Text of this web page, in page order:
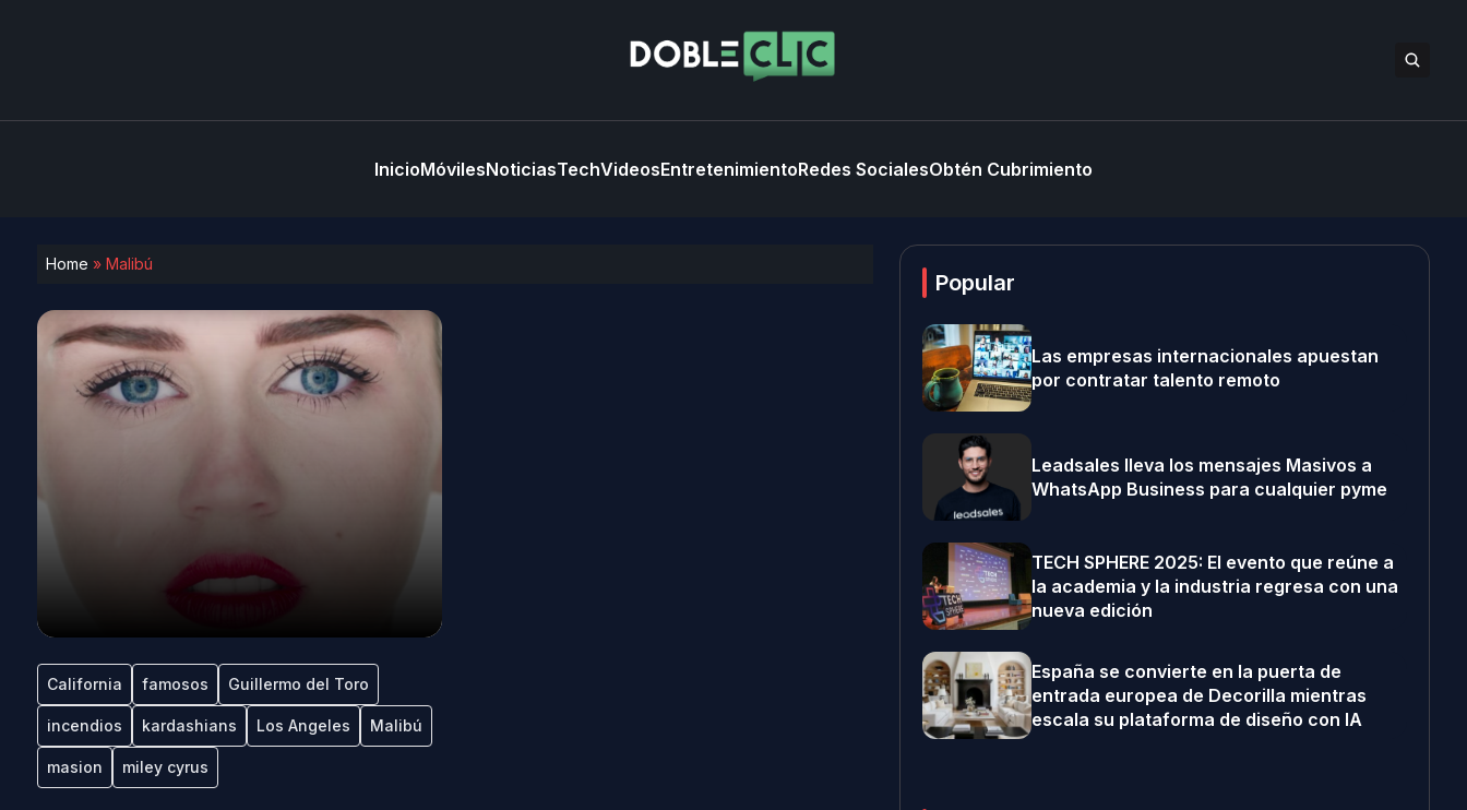
InicioMóvilesNoticiasTechVideosEntretenimientoRedes SocialesObtén Cubrimiento
Home » Malibú
California famosos Guillermo del Toro
incendios kardashians Los Angeles Malibú
masion miley cyrus
Popular
Las empresas internacionales apuestan
por contratar talento remoto
Leadsales lleva los mensajes Masivos a
WhatsApp Business para cualquier pyme
TECH SPHERE 2025: El evento que reúne a
la academia y la industria regresa con una
nueva edición
España se convierte en la puerta de
entrada europea de Decorilla mientras
escala su plataforma de diseño con IA